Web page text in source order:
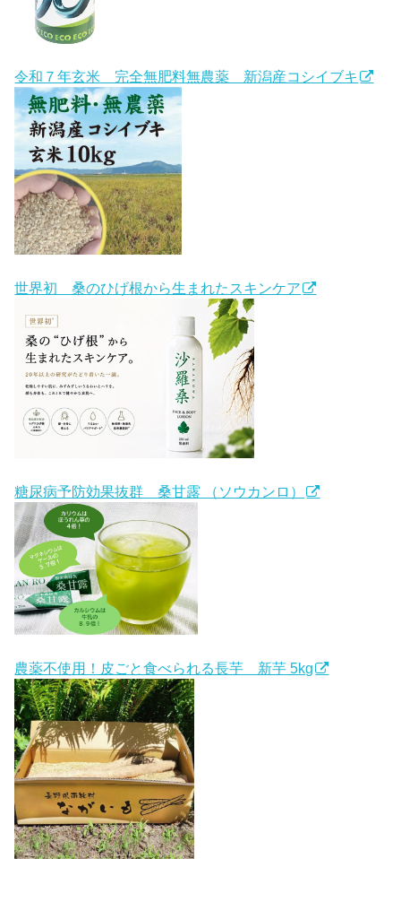
令和７年玄米 完全無肥料無農薬 新潟産コシイブキ
世界初 桑のひげ根から生まれたスキンケア
糖尿病予防効果抜群 桑甘露 （ソウカンロ）
農薬不使用！皮ごと食べられる長芋 新芋 5kg